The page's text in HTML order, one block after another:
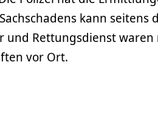
kann
und Rettungsdienst
vor Ort.